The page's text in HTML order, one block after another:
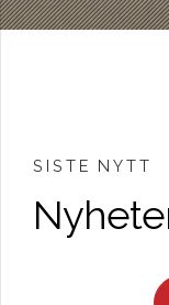
SISTE NYTT